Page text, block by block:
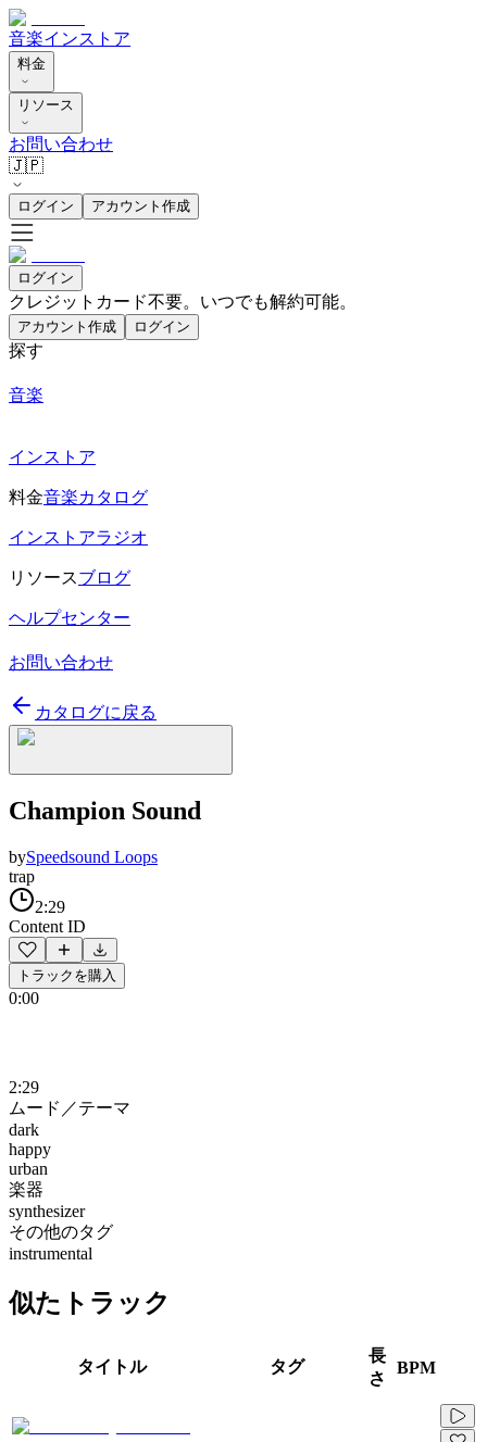
音楽インストア
料金
リソース
お問い合わせ
🇯🇵
ログイン アカウント作成
ログイン
クレジットカード不要。いつでも解約可能。
アカウント作成 ログイン
探す
音楽
インストア
料金音楽カタログ
インストアラジオ
リソースブログ
ヘルプセンター
お問い合わせ
カタログに戻る
Champion Sound
bySpeedsound Loops
trap
2:29
Content ID
トラックを購入
0:00
2:29
ムード／テーマ
dark
happy
urban
楽器
synthesizer
その他のタグ
instrumental
似たトラック
タイトル タグ
長
さ
BPM